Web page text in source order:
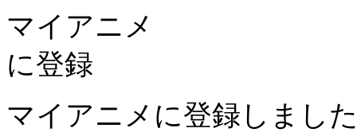
マイアニメ
に登録
マイアニメに登録しまし